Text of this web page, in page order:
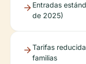
Entradas
de 2025)
Tarifas
familias